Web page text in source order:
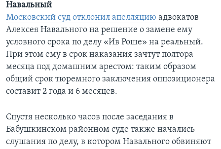
Навальный
Московский суд отклонил апелляцию адвокатов
Алексея Навального на решение о замене ему
условного срока по делу «Ив Роше» на реальный.
При этом ему в срок наказания зачтут полтора
месяца под домашним арестом: таким образом
общий срок тюремного заключения оппозиционера
составит 2 года и 6 месяцев.
Спустя несколько часов после заседания в
Бабушкинском районном суде также начались
слушания по делу, в котором Навального обвиняют